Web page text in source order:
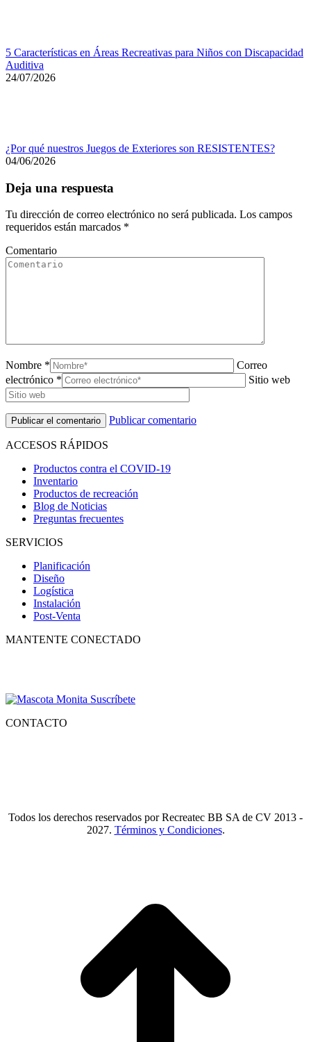
5 Características en Áreas Recreativas para Niños con Discapacidad
Auditiva
24/07/2026
¿Por qué nuestros Juegos de Exteriores son RESISTENTES?
04/06/2026
Deja una respuesta
Tu dirección de correo electrónico no será publicada. Los campos
requeridos están marcados *
Comentario
Nombre *
Correo
electrónico *
Sitio web
Publicar comentario
ACCESOS RÁPIDOS
Productos contra el COVID-19
Inventario
Productos de recreación
Blog de Noticias
Preguntas frecuentes
SERVICIOS
Planificación
Diseño
Logística
Instalación
Post-Venta
MANTENTE CONECTADO
CONTACTO
Todos los derechos reservados por Recreatec BB SA de CV 2013 -
2027. Términos y Condiciones.